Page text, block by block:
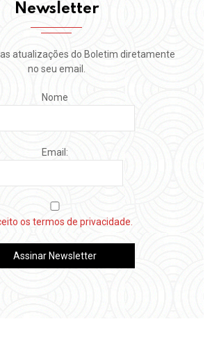
Newsletter
atualizações do Boletim diretamente
no seu email.
Nome
Email:
os termos de privacidade.